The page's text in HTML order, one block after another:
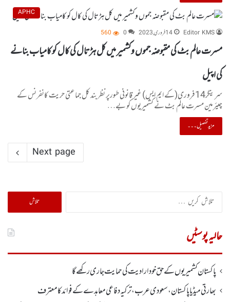
APHC
Editor KMS
14 فروری, 2023 0
560
مسرت عالم بٹ کی مقبوضہ جموں وکشمیر میں کل ہڑتال کی کال کو کامیاب بنانے
کی اپیل
سرینگر14فروری(کے ایم ایس) غیر قانونی طورپر نظربند کل جماعتی حریت کانفرنس کے
چیئرمین مسرت عالم بٹ نے کشمیریوں کو بے…
مزید تفصیل۔۔۔
Next page
تلاش
کریں
حالیہ پوسٹیں
پاکستان کشمیریوں کے حق خودارادیت کی حمایت جاری رکھے گا
بھارتی میڈیا پاکستان، سعودی عرب، ترکیہ دفاعی معاہدے کے فوائد کا معترف